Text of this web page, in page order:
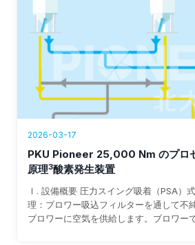
2026-03-17
PKU Pioneer 25,000 Nm のプロ
原理3酸素発生装置
Ⅰ. 設備概要 圧力スイング吸着（PSA）
理：ブロワー吸込フィルターを通して不
ブロワーに空気を供給します。ブロワー